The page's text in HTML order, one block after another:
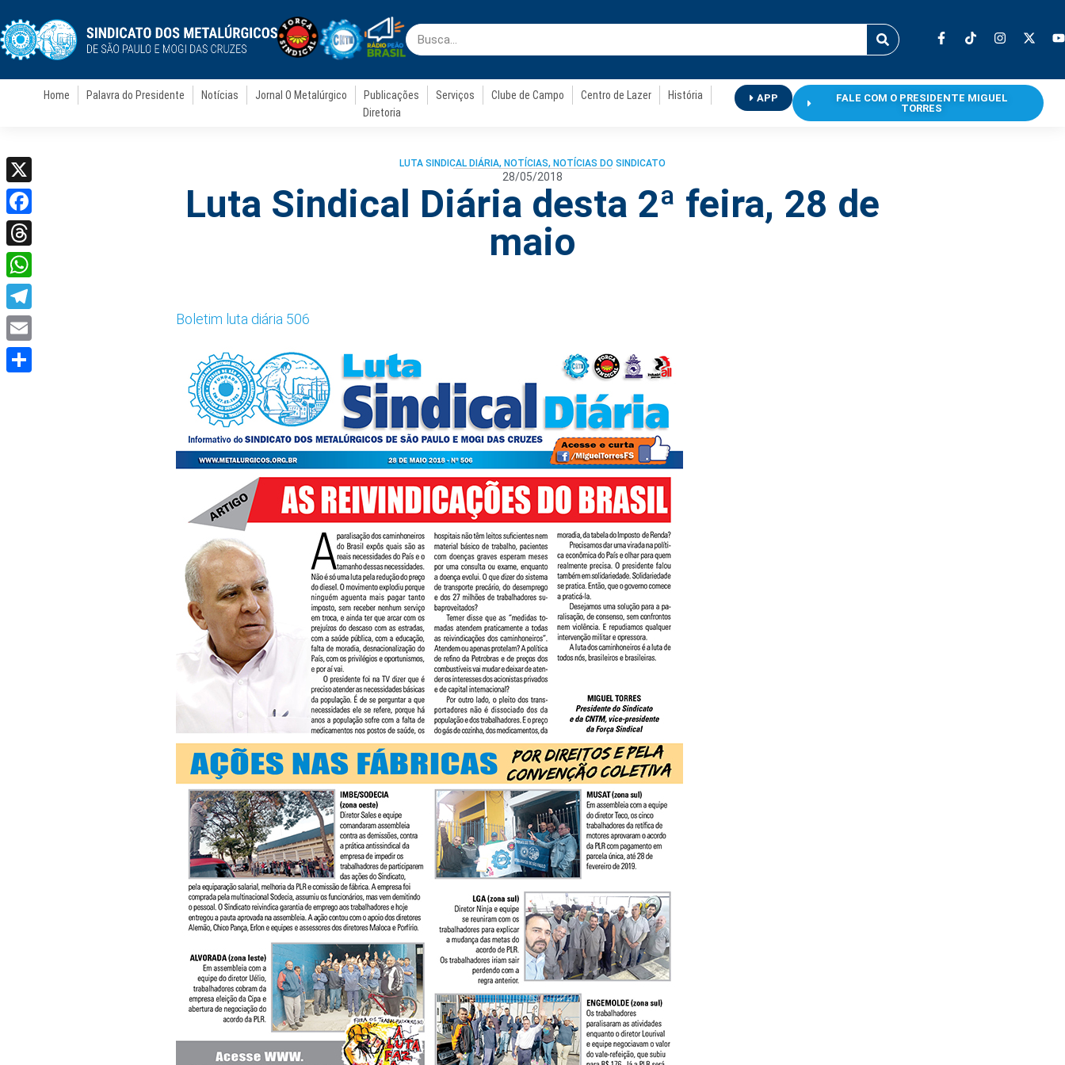
Home Palavra do Presidente Notícias Jornal O Metalúrgico Publicações Serviços Clube de Campo Centro de Lazer
História
Diretoria
APP
FALE COM O PRESIDENTE MIGUEL
TORRES
LUTA SINDICAL DIÁRIA, NOTÍCIAS, NOTÍCIAS DO SINDICATO
28/05/2018
Luta Sindical Diária desta 2ª feira, 28 de
maio
Boletim luta diária 506
X
Facebook
Threads
WhatsApp
Telegram
Email